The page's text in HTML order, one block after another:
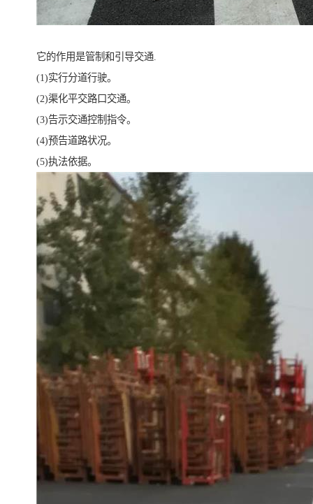
它的作用是管制和引导交通.
(1)实行分道行驶。
(2)渠化平交路口交通。
(3)告示交通控制指令。
(4)预告道路状况。
(5)执法依据。